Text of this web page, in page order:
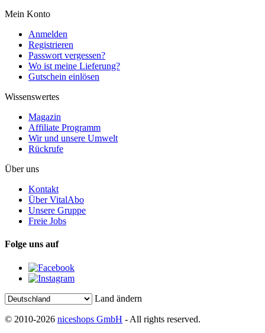
Mein Konto
Anmelden
Registrieren
Passwort vergessen?
Wo ist meine Lieferung?
Gutschein einlösen
Wissenswertes
Magazin
Affiliate Programm
Wir und unsere Umwelt
Rückrufe
Über uns
Kontakt
Über VitalAbo
Unsere Gruppe
Freie Jobs
Folge uns auf
Land ändern
© 2010-2026 niceshops GmbH - All rights reserved.